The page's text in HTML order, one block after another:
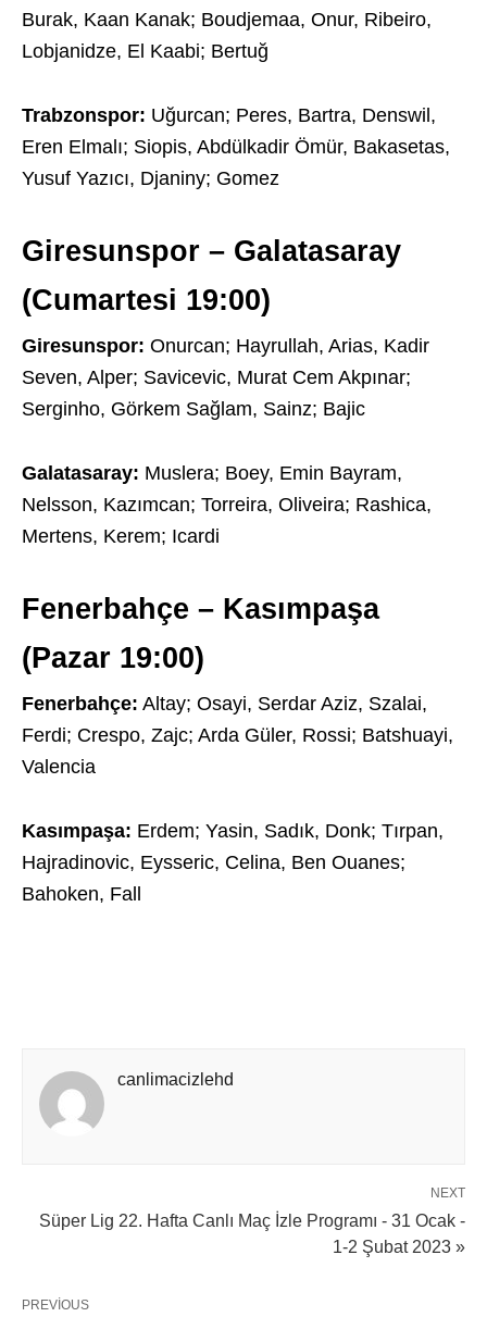
Burak, Kaan Kanak; Boudjemaa, Onur, Ribeiro,
Lobjanidze, El Kaabi; Bertuğ
Trabzonspor: Uğurcan; Peres, Bartra, Denswil,
Eren Elmalı; Siopis, Abdülkadir Ömür, Bakasetas,
Yusuf Yazıcı, Djaniny; Gomez
Giresunspor – Galatasaray
(Cumartesi 19:00)
Giresunspor: Onurcan; Hayrullah, Arias, Kadir
Seven, Alper; Savicevic, Murat Cem Akpınar;
Serginho, Görkem Sağlam, Sainz; Bajic
Galatasaray: Muslera; Boey, Emin Bayram,
Nelsson, Kazımcan; Torreira, Oliveira; Rashica,
Mertens, Kerem; Icardi
Fenerbahçe – Kasımpaşa
(Pazar 19:00)
Fenerbahçe: Altay; Osayi, Serdar Aziz, Szalai,
Ferdi; Crespo, Zajc; Arda Güler, Rossi; Batshuayi,
Valencia
Kasımpaşa: Erdem; Yasin, Sadık, Donk; Tırpan,
Hajradinovic, Eysseric, Celina, Ben Ouanes;
Bahoken, Fall
canlimacizlehd
NEXT
Süper Lig 22. Hafta Canlı Maç İzle Programı - 31 Ocak -
1-2 Şubat 2023 »
PREVIOUS